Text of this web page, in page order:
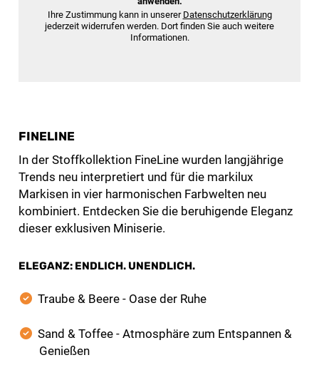
Ihre Zustimmung kann in unserer Datenschutzerklärung
jederzeit widerrufen werden. Dort finden Sie auch weitere
Informationen.
FINELINE
In der Stoffkollektion FineLine wurden langjährige
Trends neu interpretiert und für die markilux
Markisen in vier harmonischen Farbwelten neu
kombiniert. Entdecken Sie die beruhigende Eleganz
dieser exklusiven Miniserie.
ELEGANZ: ENDLICH. UNENDLICH.
Traube & Beere - Oase der Ruhe
Sand & Toffee - Atmosphäre zum Entspannen &
Genießen